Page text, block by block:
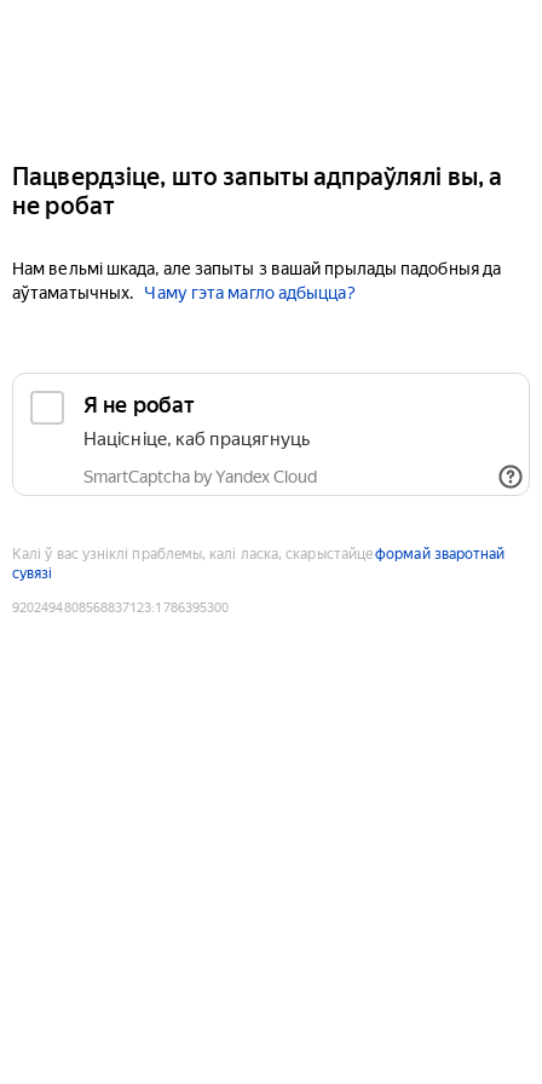
Пацвердзіце, што запыты адпраўлялі вы, а
не робат
Нам вельмі шкада, але запыты з вашай прылады падобныя да
аўтаматычных.
Чаму гэта магло адбыцца?
Я не робат
Націсніце, каб працягнуць
SmartCaptcha by Yandex Cloud
Калі ў вас узніклі праблемы, калі ласка, скарыстайцеформай зваротнай
сувязі
9202494808568837123:1786395300